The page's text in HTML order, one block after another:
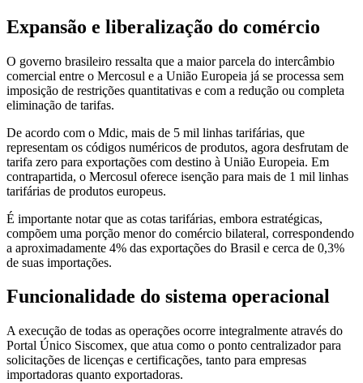
Expansão e liberalização do comércio
O governo brasileiro ressalta que a maior parcela do intercâmbio
comercial entre o Mercosul e a União Europeia já se processa sem
imposição de restrições quantitativas e com a redução ou completa
eliminação de tarifas.
De acordo com o Mdic, mais de 5 mil linhas tarifárias, que
representam os códigos numéricos de produtos, agora desfrutam de
tarifa zero para exportações com destino à União Europeia. Em
contrapartida, o Mercosul oferece isenção para mais de 1 mil linhas
tarifárias de produtos europeus.
É importante notar que as cotas tarifárias, embora estratégicas,
compõem uma porção menor do comércio bilateral, correspondendo
a aproximadamente 4% das exportações do Brasil e cerca de 0,3%
de suas importações.
Funcionalidade do sistema operacional
A execução de todas as operações ocorre integralmente através do
Portal Único Siscomex, que atua como o ponto centralizador para
solicitações de licenças e certificações, tanto para empresas
importadoras quanto exportadoras.